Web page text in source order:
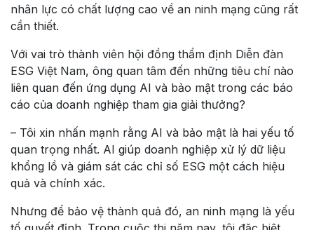
nhân lực có chất lượng cao về an ninh mạng cũng rất
cần thiết.
Với vai trò thành viên hội đồng thẩm định Diễn đàn
ESG Việt Nam, ông quan tâm đến những tiêu chí nào
liên quan đến ứng dụng AI và bảo mật trong các báo
cáo của doanh nghiệp tham gia giải thưởng?
– Tôi xin nhấn mạnh rằng AI và bảo mật là hai yếu tố
quan trọng nhất. AI giúp doanh nghiệp xử lý dữ liệu
khổng lồ và giám sát các chỉ số ESG một cách hiệu
quả và chính xác.
Nhưng để bảo vệ thành quả đó, an ninh mạng là yếu